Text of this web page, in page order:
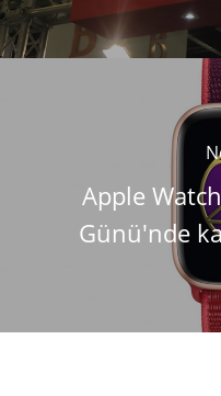
Apple
Günü'nde